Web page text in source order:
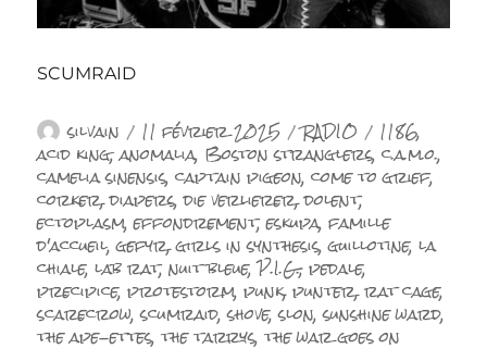
SCUMRAID
Auteur
silvain Publié
le
11 février 2025 Catégories
RADIO Étiquettes
1186,
acid king,anomalia, Boston stranglers,c.a.m.o.,
camelia sinensis,captain pigeon,come to grief,
corker,diapers,die verlierer,dolent,
ectoplasm,effondrement,eskupa,famille
d'accueil,gefyr,girls in synthesis,guillotine,la
chiale,lab rat,nuit bleue,P.I.G.,pedale,
precipice,protestorm,punk,punter,rat cage,
scarecrow,scumraid,shove,slon,sunshine ward,
the ape-ettes,the tarrys,the war goes on